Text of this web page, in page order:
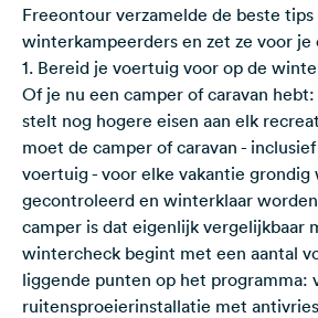
Freeontour verzamelde de beste tips
winterkampeerders en zet ze voor je
1. Bereid je voertuig voor op de
Of je nu een camper of caravan
stelt nog hogere eisen aan elk
moet de camper of caravan -
voertuig - voor elke vakantie grondig
gecontroleerd en winterklaar
camper is dat eigenlijk vergelijkbaar
wintercheck begint met een aantal
liggende punten op het programma:
ruitensproeierinstallatie met